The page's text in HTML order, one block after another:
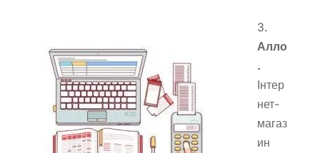
3.
Алло
.
Інтер
нет-
магаз
ин